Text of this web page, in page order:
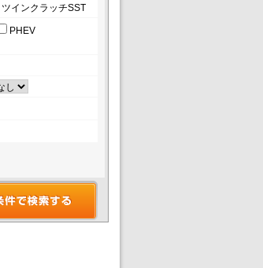
ツインクラッチSST
PHEV